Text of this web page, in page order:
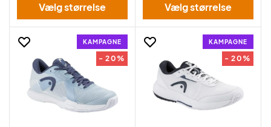
Vælg størrelse Vælg størrelse
KAMPAGNE
- 20%
KAMPAGNE
- 20%